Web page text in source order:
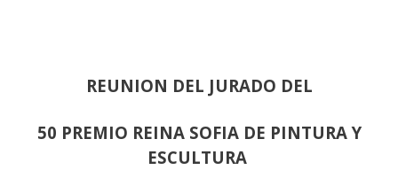
REUNION DEL JURADO DEL
50 PREMIO REINA SOFIA DE PINTURA Y
ESCULTURA